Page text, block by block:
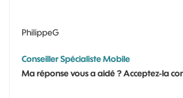
PhilippeG
Conseiller Spécialiste Mobile
Ma réponse vous a aidé ? Acceptez-la